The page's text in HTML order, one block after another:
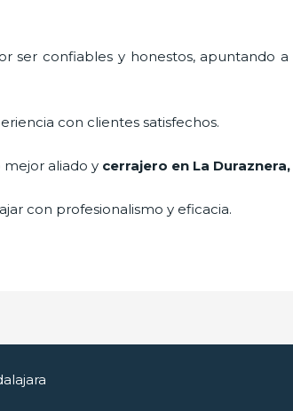
ser confiables y honestos, apuntando
con clientes satisfechos.
aliado y cerrajero en La Duraznera
con profesionalismo y eficacia.